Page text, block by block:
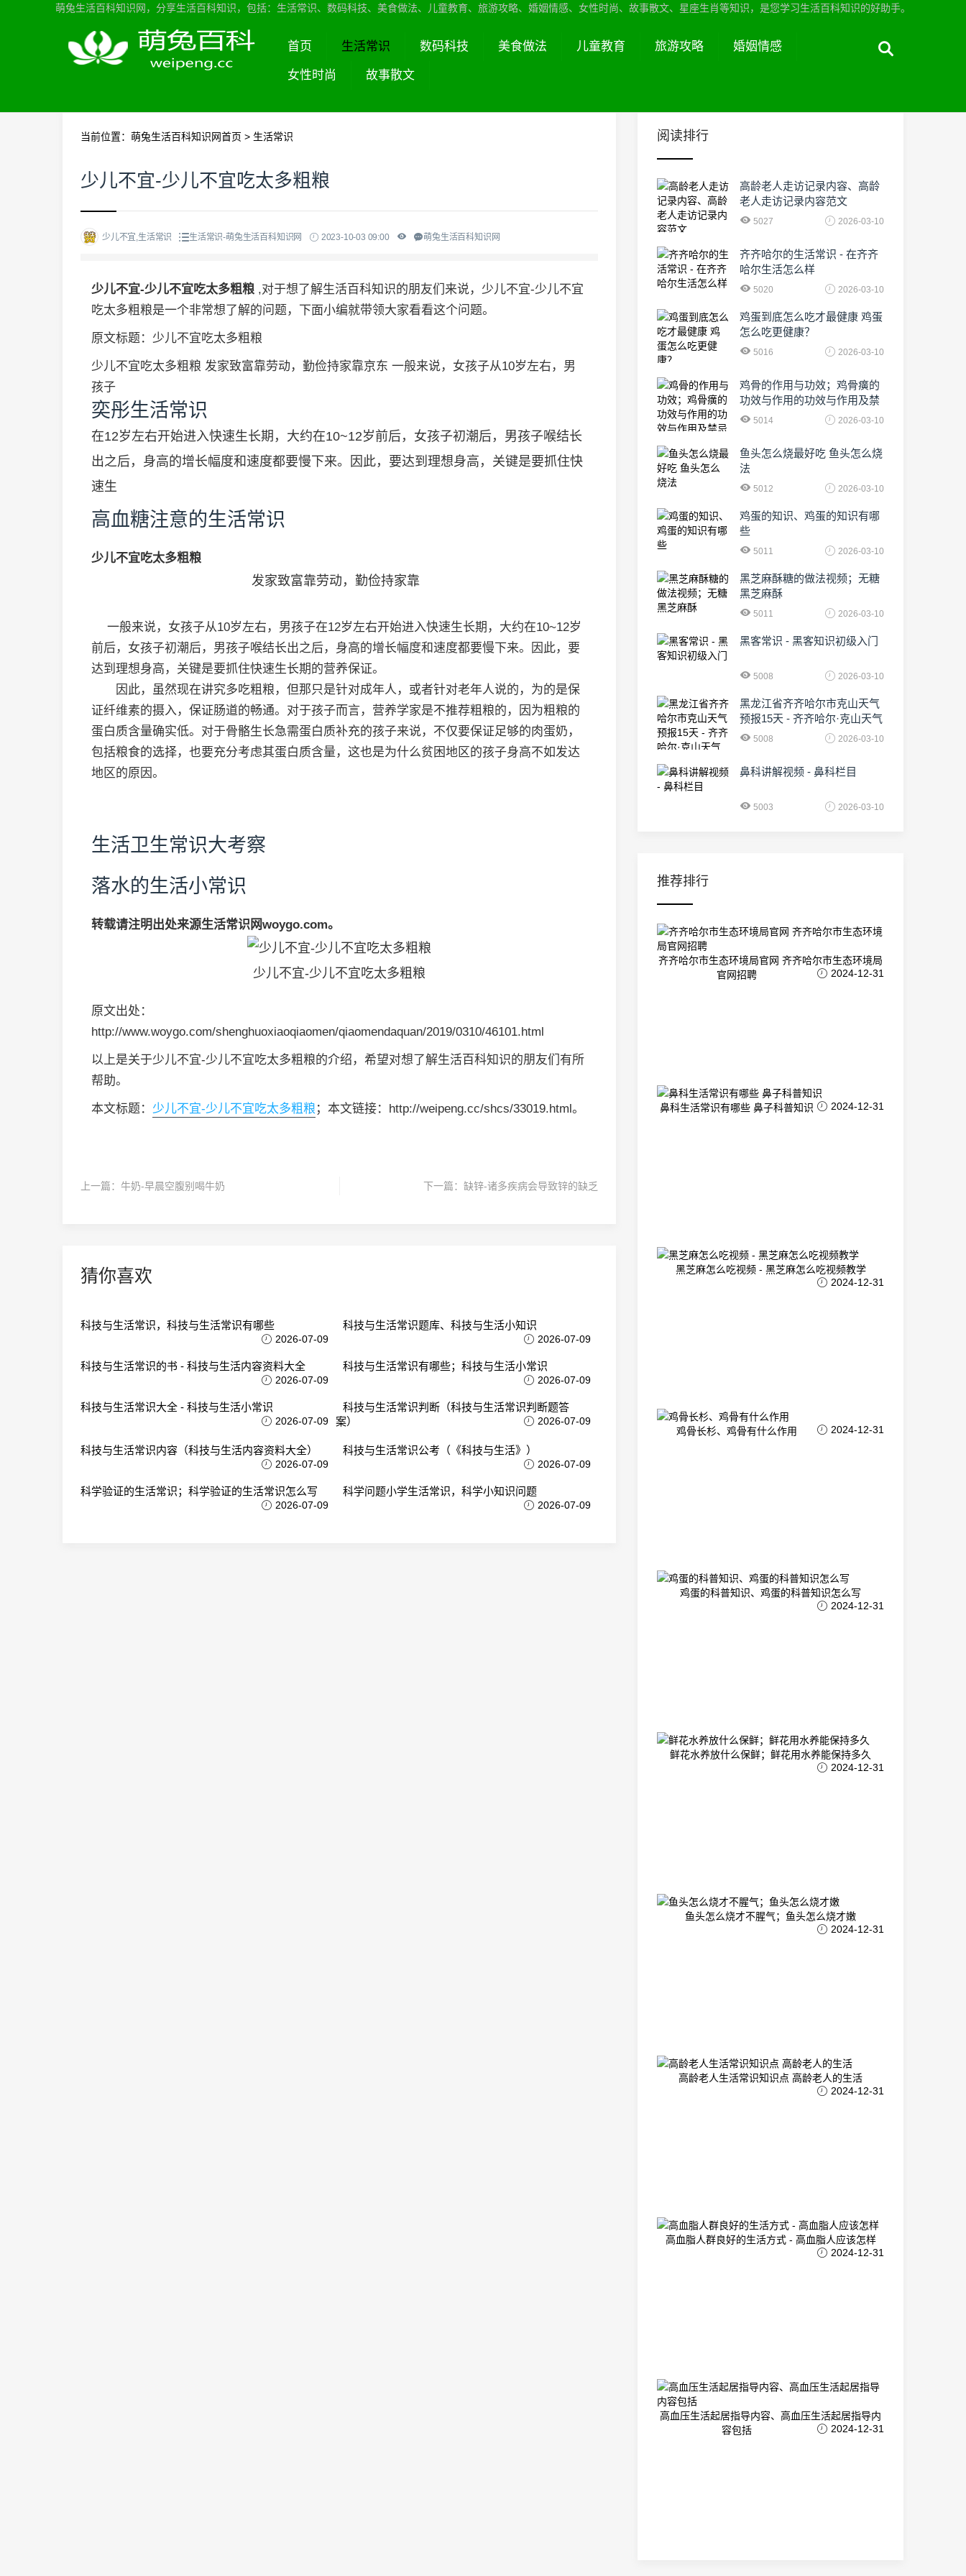
萌兔生活百科知识网，分享生活百科知识，包括：生活常识、数码科技、美食做法、儿童教育、旅游攻略、婚姻情感、女性时尚、故事散文、星座生肖等知识，是您学习生活百科知识的好助手。
首页 生活常识 数码科技 美食做法 儿童教育 旅游攻略 婚姻情感
女性时尚 故事散文
当前位置： 萌兔生活百科知识网首页 > 生活常识
少儿不宜-少儿不宜吃太多粗粮
少儿不宜,生活常识 生活常识-萌兔生活百科知识网 2023-10-03 09:00 萌兔生活百科知识网
少儿不宜-少儿不宜吃太多粗粮 ,对于想了解生活百科知识的朋友们来说，少儿不宜-少儿不宜
吃太多粗粮是一个非常想了解的问题，下面小编就带领大家看看这个问题。
原文标题：少儿不宜吃太多粗粮
少儿不宜吃太多粗粮 发家致富靠劳动，勤俭持家靠京东 一般来说，女孩子从10岁左右，男
孩子
奕彤生活常识
在12岁左右开始进入快速生长期，大约在10~12岁前后，女孩子初潮后，男孩子喉结长
出之后，身高的增长幅度和速度都要慢下来。因此，要达到理想身高，关键是要抓住快
速生
高血糖注意的生活常识
少儿不宜吃太多粗粮
发家致富靠劳动，勤俭持家靠
一般来说，女孩子从10岁左右，男孩子在12岁左右开始进入快速生长期，大约在10~12岁
前后，女孩子初潮后，男孩子喉结长出之后，身高的增长幅度和速度都要慢下来。因此，要
达到理想身高，关键是要抓住快速生长期的营养保证。
因此，虽然现在讲究多吃粗粮，但那只是针对成年人，或者针对老年人说的，为的是保
证纤维素的摄入，保证肠道的畅通。对于孩子而言，营养学家是不推荐粗粮的，因为粗粮的
蛋白质含量确实低。对于骨骼生长急需蛋白质补充的孩子来说，不仅要保证足够的肉蛋奶，
包括粮食的选择，也要充分考虑其蛋白质含量，这也是为什么贫困地区的孩子身高不如发达
地区的原因。
生活卫生常识大考察
落水的生活小常识
转载请注明出处来源生活常识网woygo.com。
少儿不宜-少儿不宜吃太多粗粮
原文出处：
http://www.woygo.com/shenghuoxiaoqiaomen/qiaomendaquan/2019/0310/46101.html
以上是关于少儿不宜-少儿不宜吃太多粗粮的介绍，希望对想了解生活百科知识的朋友们有所
帮助。
本文标题： 少儿不宜-少儿不宜吃太多粗粮 ；本文链接：http://weipeng.cc/shcs/33019.html。
上一篇： 牛奶-早晨空腹别喝牛奶 下一篇： 缺锌-诸多疾病会导致锌的缺乏
猜你喜欢
科技与生活常识，科技与生活常识有哪些
2026-07-09
科技与生活常识题库、科技与生活小知识
2026-07-09
科技与生活常识的书 - 科技与生活内容资料大全
2026-07-09
科技与生活常识有哪些；科技与生活小常识
2026-07-09
科技与生活常识大全 - 科技与生活小常识
2026-07-09
科技与生活常识判断（科技与生活常识判断题答
案）
2026-07-09
科技与生活常识内容（科技与生活内容资料大全）
2026-07-09
科技与生活常识公考（《科技与生活》）
2026-07-09
科学验证的生活常识；科学验证的生活常识怎么写
2026-07-09
科学问题小学生活常识，科学小知识问题
2026-07-09
阅读排行
高龄老人走访记录内容、高龄
老人走访记录内容范文
5027 2026-03-10
齐齐哈尔的生活常识 - 在齐齐
哈尔生活怎么样
5020 2026-03-10
鸡蛋到底怎么吃才最健康 鸡蛋
怎么吃更健康？
5016 2026-03-10
鸡骨的作用与功效；鸡骨癀的
功效与作用的功效与作用及禁
忌症5014 2026-03-10
鱼头怎么烧最好吃 鱼头怎么烧
法
5012 2026-03-10
鸡蛋的知识、鸡蛋的知识有哪
些
5011 2026-03-10
黑芝麻酥糖的做法视频；无糖
黑芝麻酥
5011 2026-03-10
黑客常识 - 黑客知识初级入门
5008 2026-03-10
黑龙江省齐齐哈尔市克山天气
预报15天 - 齐齐哈尔·克山天气
5008 2026-03-10
鼻科讲解视频 - 鼻科栏目
5003 2026-03-10
推荐排行
齐齐哈尔市生态环境局官网 齐齐哈尔市生态环境局
官网招聘
2024-12-31
鼻科生活常识有哪些 鼻子科普知识 2024-12-31
黑芝麻怎么吃视频 - 黑芝麻怎么吃视频教学
2024-12-31
鸡骨长杉、鸡骨有什么作用 2024-12-31
鸡蛋的科普知识、鸡蛋的科普知识怎么写
2024-12-31
鲜花水养放什么保鲜；鲜花用水养能保持多久
2024-12-31
鱼头怎么烧才不腥气；鱼头怎么烧才嫩
2024-12-31
高龄老人生活常识知识点 高龄老人的生活
2024-12-31
高血脂人群良好的生活方式 - 高血脂人应该怎样
2024-12-31
高血压生活起居指导内容、高血压生活起居指导内
容包括
2024-12-31